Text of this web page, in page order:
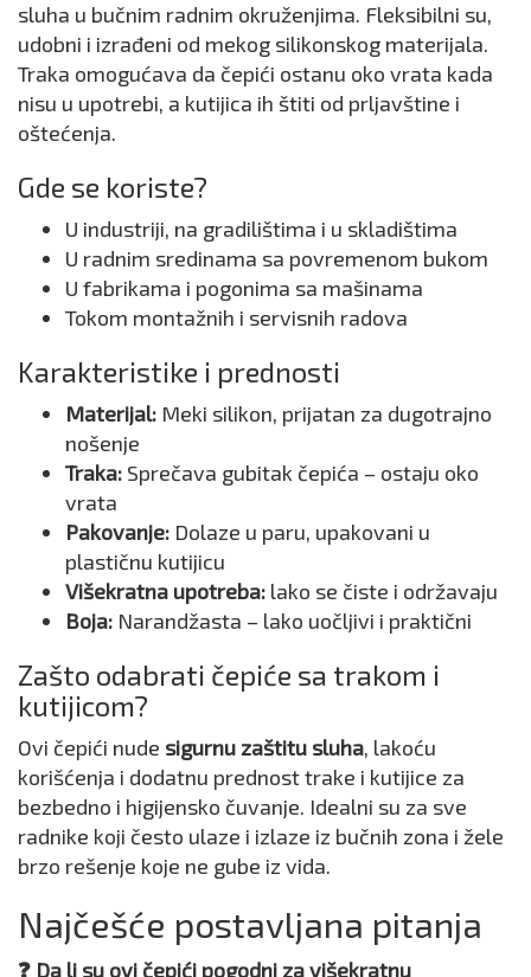
sluha u bučnim radnim okruženjima. Fleksibilni su,
udobni i izrađeni od mekog silikonskog materijala.
Traka omogućava da čepići ostanu oko vrata kada
nisu u upotrebi, a kutijica ih štiti od prljavštine i
oštećenja.
Gde se koriste?
U industriji, na gradilištima i u skladištima
U radnim sredinama sa povremenom bukom
U fabrikama i pogonima sa mašinama
Tokom montažnih i servisnih radova
Karakteristike i prednosti
Materijal: Meki silikon, prijatan za dugotrajno
nošenje
Traka: Sprečava gubitak čepića – ostaju oko
vrata
Pakovanje: Dolaze u paru, upakovani u
plastičnu kutijicu
Višekratna upotreba: lako se čiste i održavaju
Boja: Narandžasta – lako uočljivi i praktični
Zašto odabrati čepiće sa trakom i
kutijicom?
Ovi čepići nude sigurnu zaštitu sluha, lakoću
korišćenja i dodatnu prednost trake i kutijice za
bezbedno i higijensko čuvanje. Idealni su za sve
radnike koji često ulaze i izlaze iz bučnih zona i žele
brzo rešenje koje ne gube iz vida.
Najčešće postavljana pitanja
❓ Da li su ovi čepići pogodni za višekratnu